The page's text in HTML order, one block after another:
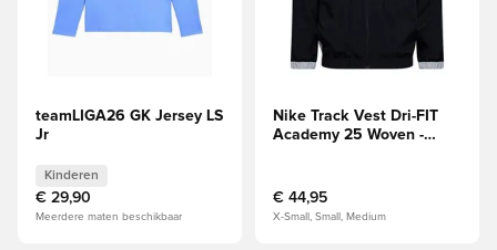
teamLIGA26 GK Jersey LS
Jr
Kinderen
€ 29,90
Meerdere maten beschikbaar
Nike Track Vest Dri-FIT
Academy 25 Woven -
€ 44,95
X-Small, Small, Medium